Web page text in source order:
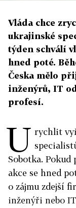
Vláda chce
ukrajinské
týden schválí
hned poté.
Česka mělo
inženýrů, IT
profesí.
U rychlit
Sobotka.
akce se hned
o zájmu zdejší
inženýři nebo